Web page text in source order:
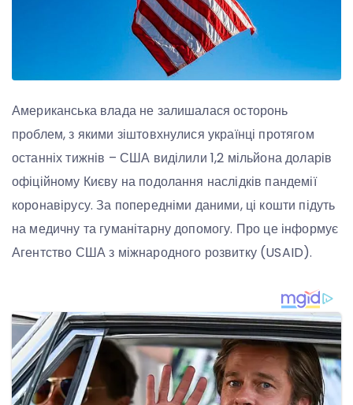
Американська влада не залишалася осторонь
проблем, з якими зіштовхнулися українці протягом
останніх тижнів – США виділили 1,2 мільйона доларів
офіційному Києву на подолання наслідків пандемії
коронавірусу. За попередніми даними, ці кошти підуть
на медичну та гуманітарну допомогу. Про це інформує
Агентство США з міжнародного розвитку (USAID).